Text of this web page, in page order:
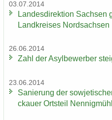
03.07.2014
Lan­des­di­rek­ti­on Sach­sen
Land­krei­ses Nord­sach­sen
26.06.2014
Zahl der Asyl­be­wer­ber
23.06.2014
Sa­nie­rung der
ckau­er Orts­teil